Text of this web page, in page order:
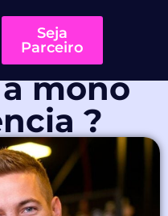
Seja
Parceiro
como
mono
?